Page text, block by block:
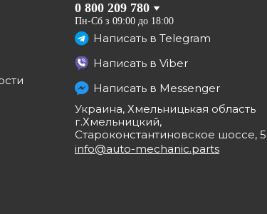
0 800 209 780
Пн-Сб з 09:00 до 18:00
Написать в Telegram
Написать в Viber
Написать в Messenger
Украина, Хмельницькая область
г.Хмельницкий,
Староконстантиновское шоссе, 5
info@auto-mechanic.parts